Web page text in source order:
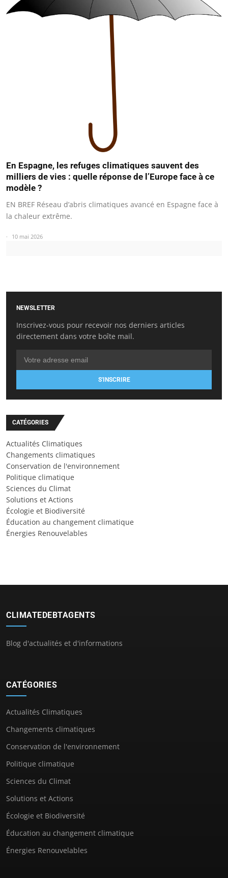
En Espagne, les refuges climatiques sauvent des
milliers de vies : quelle réponse de l’Europe face à ce
modèle ?
EN BREF Réseau d’abris climatiques avancé en Espagne face à
la chaleur extrême.
10 mai 2026
NEWSLETTER
Inscrivez-vous pour recevoir nos derniers articles
directement dans votre boîte mail.
S'INSCRIRE
CATÉGORIES
Actualités Climatiques
Changements climatiques
Conservation de l'environnement
Politique climatique
Sciences du Climat
Solutions et Actions
Écologie et Biodiversité
Éducation au changement climatique
Énergies Renouvelables
CLIMATEDEBTAGENTS
Blog d'actualités et d'informations
CATÉGORIES
Actualités Climatiques
Changements climatiques
Conservation de l'environnement
Politique climatique
Sciences du Climat
Solutions et Actions
Écologie et Biodiversité
Éducation au changement climatique
Énergies Renouvelables